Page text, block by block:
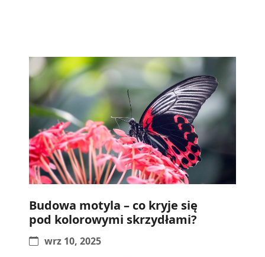
Budowa motyla – co kryje się
pod kolorowymi skrzydłami?
wrz 10, 2025